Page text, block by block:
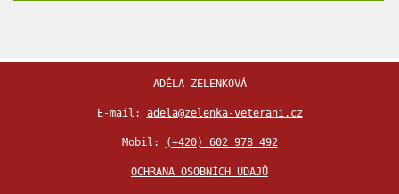
ADÉLA ZELENKOVÁ
E-mail: adela@zelenka-veterani.cz
Mobil: (+420) 602 978 492
OCHRANA OSOBNÍCH ÚDAJŮ